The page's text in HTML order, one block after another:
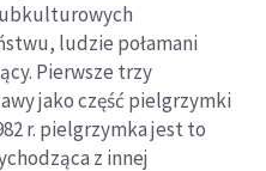
ludzie połamani
Pierwsze trzy
jako część pielgrzymki
r. pielgrzymka jest to
z innej